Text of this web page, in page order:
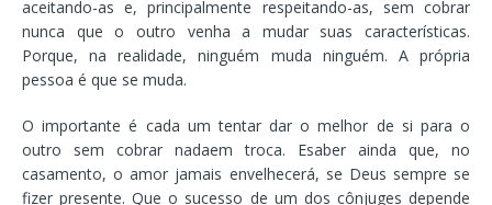
aceitando-as e, principalmente respeitando-as, sem cobrar
nunca que o outro venha a mudar suas características.
Porque, na realidade, ninguém muda ninguém. A própria
pessoa é que se muda.
O importante é cada um tentar dar o melhor de si para o
outro sem cobrar nadaem troca. Esaber ainda que, no
casamento, o amor jamais envelhecerá, se Deus sempre se
fizer presente. Que o sucesso de um dos cônjuges depende